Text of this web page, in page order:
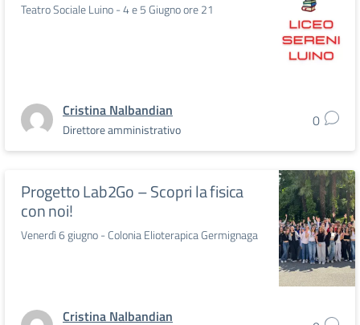
Teatro Sociale Luino - 4 e 5 Giugno ore 21
Cristina Nalbandian
Direttore amministrativo 0
Progetto Lab2Go – Scopri la fisica
con noi!
Venerdì 6 giugno - Colonia Elioterapica Germignaga
Cristina Nalbandian